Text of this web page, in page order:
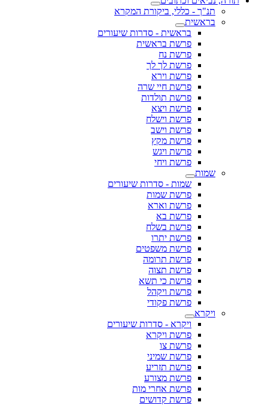
תנ"ך - כללי, ביקורת המקרא
בראשית
בראשית - סדרות שיעורים
פרשת בראשית
פרשת נח
פרשת לך לך
פרשת וירא
פרשת חיי שרה
פרשת תולדות
פרשת ויצא
פרשת וישלח
פרשת וישב
פרשת מקץ
פרשת ויגש
פרשת ויחי
שמות
שמות - סדרות שיעורים
פרשת שמות
פרשת וארא
פרשת בא
פרשת בשלח
פרשת יתרו
פרשת משפטים
פרשת תרומה
פרשת תצוה
פרשת כי תשא
פרשת ויקהל
פרשת פקודי
ויקרא
ויקרא - סדרות שיעורים
פרשת ויקרא
פרשת צו
פרשת שמיני
פרשת תזריע
פרשת מצורע
פרשת אחרי מות
פרשת קדושים